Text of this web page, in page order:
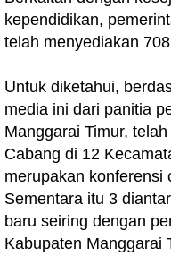
kependidikan,
telah menyediakan
Untuk diketahui,
media ini dari panitia
Manggarai Timur,
Cabang di 12
merupakan konferensi
Sementara itu 3
baru seiring dengan
Kabupaten Manggarai